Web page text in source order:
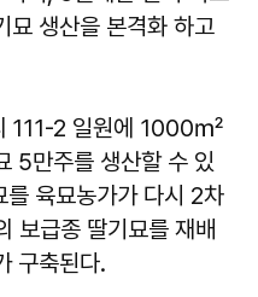
묘 생산을 본격화 하고
111-2 일원에 1000㎡
5만주를 생산할 수 있
를 육묘농가가 다시 2차
보급종 딸기묘를 재배
구축된다.